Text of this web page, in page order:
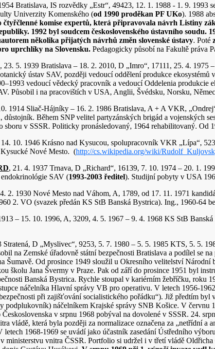
Bratislava, IS rozvědky „Estr“, 49423, 12. 1. 1988 - 1. 9.
Univerzity Komenského (od 1990 proděkan PF UKo). 1988
čtyřčlenné komise expertů, která připravovala návrh Listiny
1992 byl soudcem československého ústavního soudu.
několika přijatých návrhů změn slovenské ústavy. Poté
uprchlíky na Slovensku. Pedagogicky působí na Fakultě práva
, 23. 5. 1939 Bratislava – 18. 2. 2010, D „Imro“, 17111, 25. 4. 1975
ústav SAV, později vedoucí oddělení produkce
vedoucí vědecký pracovník a vedoucí Oddelenia
Působil i na pracovištích v USA, Anglii, Švédsku, Norsku,
1914 Sliač-Hájníky – 16. 2. 1986 Bratislava, A + A VKR,
Během SNP velitel partyzánských brigád a vojenských
sboru v SSSR. Politicky pronásledovaný, 1964 rehabilitovaný. Od
14. 10. 1946 Krásno nad Kysucou, spolupracovník VKR „Lípa“,
Nové Mesto. (http://cs.wikipedia.org/wiki/
, 21. 4. 1937 Trnava, D „Richard“, 16139, 7. 10. 1974 – 20. 1.
SAV (1993-2003 ředitel). Studijní pobyty v USA
2. 1930 Nové Mesto nad Váhom, A, 1789, od 17. 11. 1971
2. VO (svazek předán KS StB Banská Bystrica). Ing., 1960-64
– 15. 10. 1996, A, 3209, 4. 5. 1967 – 9. 4. 1968 KS StB
Stratená, D „Myslivec“, 9253, 5. 7. 1980 – 5. 5. 1985 KTS, 5. 5.
na Zemské úřadovně státní bezpečnosti Bratislava a podílel se
Šumavě. Od prosince 1949 sloužil u Okresního velitelství
školu Jana Švermy v Praze. Pak od září do prosince 1951 byl
Banská Bystrica. Rychle stoupal v kariérním žebříčku,
náčelníka Hlavní správy VB pro operativu. V letech 1956-
při zajišťování socialistického pořádku“). Již předtím
podplukovník) náčelníkem Krajské správy SNB Košice. V červnu
v srpnu 1968 pobýval na dovolené v SSSR. 24.
vládě, která byla později za normalizace označena za „netřídní
letech 1968-1969 se uvádí jako účastník zasedání Ústředního
ministerstvu vnitra ČSSR. Portfolio si udržel i v třetí vládě